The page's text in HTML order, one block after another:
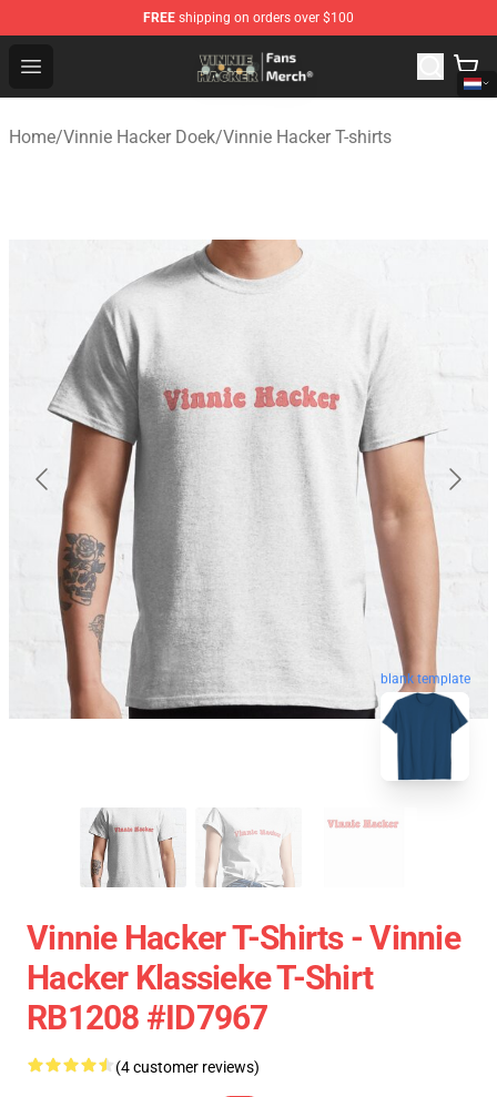
FREE shipping on orders over $100
Open menu
Vinnie Hacker Store - Official Vinnie Hacker Merchandise
Home/Vinnie Hacker Doek/Vinnie Hacker T-shirts
blank template
Vinnie Hacker T-Shirts - Vinnie
Hacker Klassieke T-Shirt
RB1208 #ID7967
(4 customer reviews)